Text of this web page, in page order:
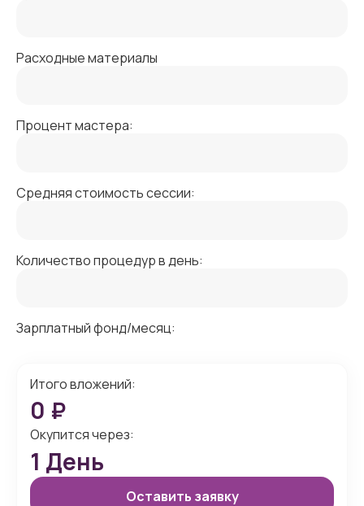
Расходные материалы
Процент мастера:
Средняя стоимость сессии:
Количество процедур в день:
Зарплатный фонд/месяц:
Итого вложений:
0 ₽
Окупится через:
1 День
Оставить заявку